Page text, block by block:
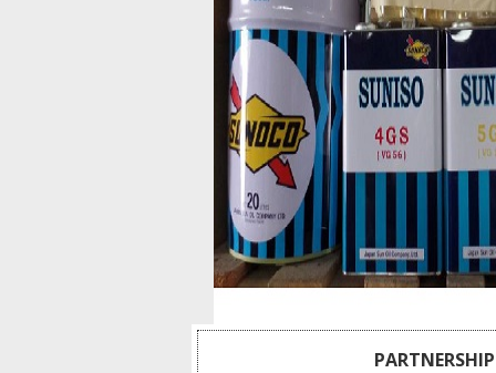
PARTNERSHIP